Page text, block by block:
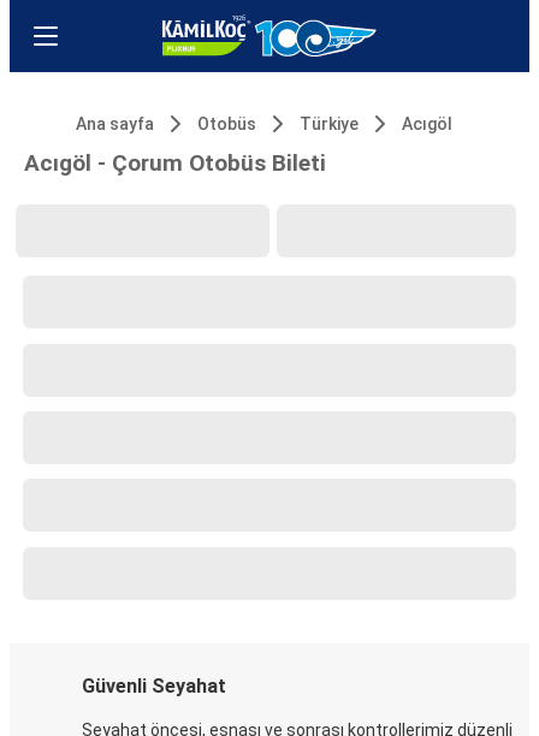
Ana sayfa Otobüs Türkiye Acıgöl
Acıgöl - Çorum Otobüs Bileti
Güvenli Seyahat
Seyahat öncesi, esnası ve sonrası kontrollerimiz düzenli